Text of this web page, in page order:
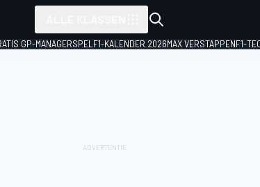
GP-MANAGERSPEL F1-KALENDER 2026MAX VERSTAPPENF1-